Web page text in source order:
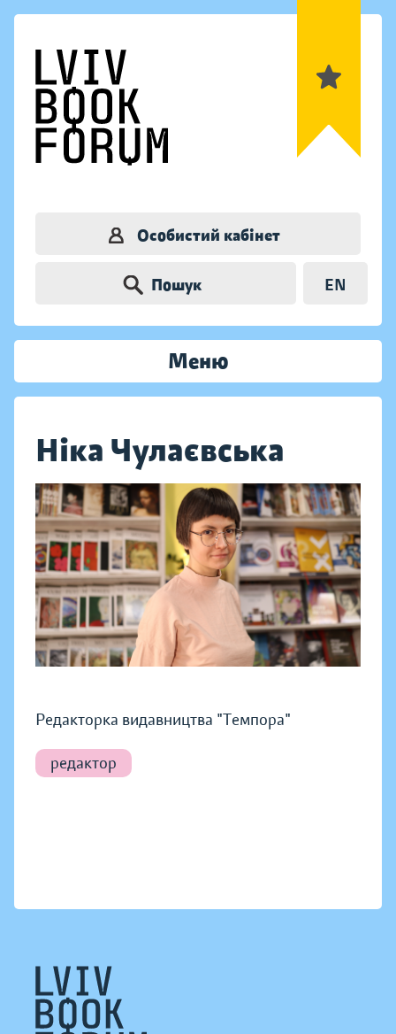
Особистий кабінет
Пошук EN
Меню
Ніка Чулаєвська
Редакторка видавництва "Темпора"
редактор